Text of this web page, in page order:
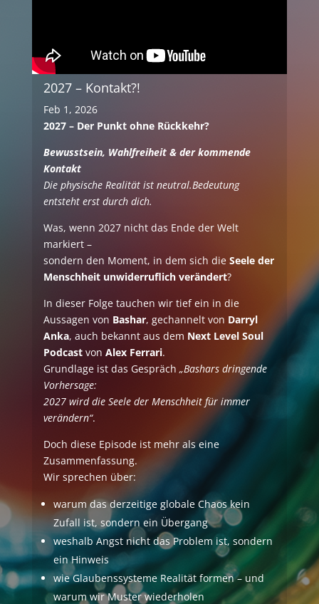
2027 – Kontakt?!
Feb 1, 2026
2027 – Der Punkt ohne Rückkehr?
Bewusstsein, Wahlfreiheit & der kommende
Kontakt
Die physische Realität ist neutral.Bedeutung
entsteht erst durch dich.
Was, wenn 2027 nicht das Ende der Welt
markiert –
sondern den Moment, in dem sich die Seele der
Menschheit unwiderruflich verändert?
In dieser Folge tauchen wir tief ein in die
Aussagen von Bashar, gechannelt von Darryl
Anka, auch bekannt aus dem Next Level Soul
Podcastvon Alex Ferrari.
Grundlage ist das Gespräch „Bashars dringende
Vorhersage:
2027 wird die Seele der Menschheit für immer
verändern“.
Doch diese Episode ist mehr als eine
Zusammenfassung.
Wir sprechen über:
warum das derzeitige globale Chaos kein
Zufall ist, sondern ein Übergang
weshalb Angst nicht das Problem ist, sondern
ein Hinweis
wie Glaubenssysteme Realität formen – und
warum wir Muster wiederholen